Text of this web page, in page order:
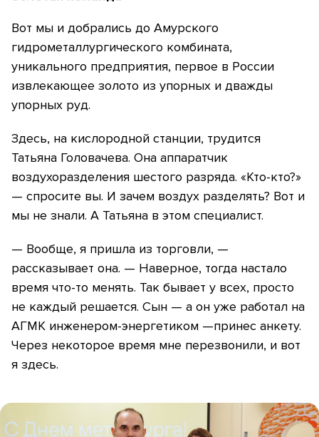
Вот мы и добрались до Амурского
гидрометаллургического комбината,
уникального предприятия, первое в России
извлекающее золото из упорных и дважды
упорных руд.
Здесь, на кислородной станции, трудится
Татьяна Головачева. Она аппаратчик
воздухоразделения шестого разряда. «Кто-кто?»
— спросите вы. И зачем воздух разделять? Вот и
мы не знали. А Татьяна в этом специалист.
— Вообще, я пришла из торговли, —
рассказывает она. — Наверное, тогда настало
время что-то менять. Так бывает у всех, просто
не каждый решается. Сын — а он уже работал на
АГМК инженером-энергетиком —принес анкету.
Через некоторое время мне перезвонили, и вот
я здесь.